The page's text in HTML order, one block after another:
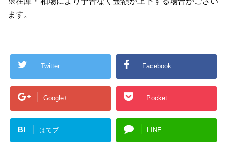
ます。
Twitter Facebook
Google+ Pocket
B! はてブ LINE